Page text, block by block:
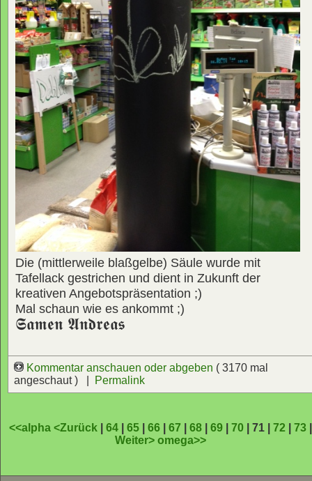
Die (mittlerweile blaßgelbe) Säule wurde mit
Tafellack gestrichen und dient in Zukunft der
kreativen Angebotspräsentation ;)
Mal schaun wie es ankommt ;)
𝕾𝖆𝖒𝖊𝖓 𝕬𝖓𝖉𝖗𝖊𝖆𝖘
Kommentar anschauen oder abgeben ( 3170 mal
angeschaut ) |
Permalink
<<alpha<Zurück |64 |65 |66 |67 |68 |69 |70 | 71 |72 |73
Weiter>omega>>